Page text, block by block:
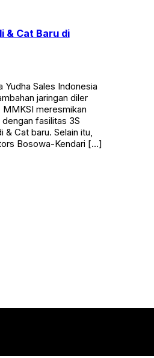
& Cat Baru di
Sales Indonesia
jaringan diler
meresmikan
fasilitas 3S
Cat baru. Selain itu,
Bosowa-Kendari […]